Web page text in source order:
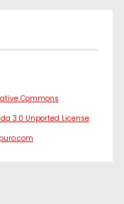
Commons
3.0 Unported License.